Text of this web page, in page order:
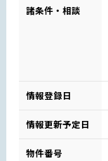
諸条件・相談
情報登録日
情報更新予定日
物件番号